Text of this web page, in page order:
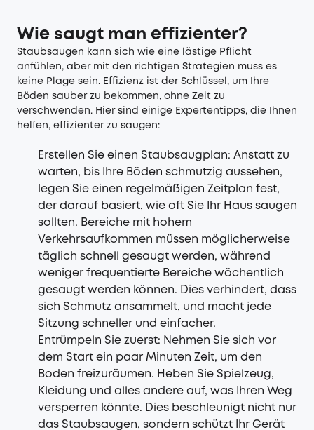
Wie saugt man effizienter?
Staubsaugen kann sich wie eine lästige Pflicht
anfühlen, aber mit den richtigen Strategien muss es
keine Plage sein. Effizienz ist der Schlüssel, um Ihre
Böden sauber zu bekommen, ohne Zeit zu
verschwenden. Hier sind einige Expertentipps, die Ihnen
helfen, effizienter zu saugen:
Erstellen Sie einen Staubsaugplan: Anstatt zu
warten, bis Ihre Böden schmutzig aussehen,
legen Sie einen regelmäßigen Zeitplan fest,
der darauf basiert, wie oft Sie Ihr Haus saugen
sollten. Bereiche mit hohem
Verkehrsaufkommen müssen möglicherweise
täglich schnell gesaugt werden, während
weniger frequentierte Bereiche wöchentlich
gesaugt werden können. Dies verhindert, dass
sich Schmutz ansammelt, und macht jede
Sitzung schneller und einfacher.
Entrümpeln Sie zuerst: Nehmen Sie sich vor
dem Start ein paar Minuten Zeit, um den
Boden freizuräumen. Heben Sie Spielzeug,
Kleidung und alles andere auf, was Ihren Weg
versperren könnte. Dies beschleunigt nicht nur
das Staubsaugen, sondern schützt Ihr Gerät